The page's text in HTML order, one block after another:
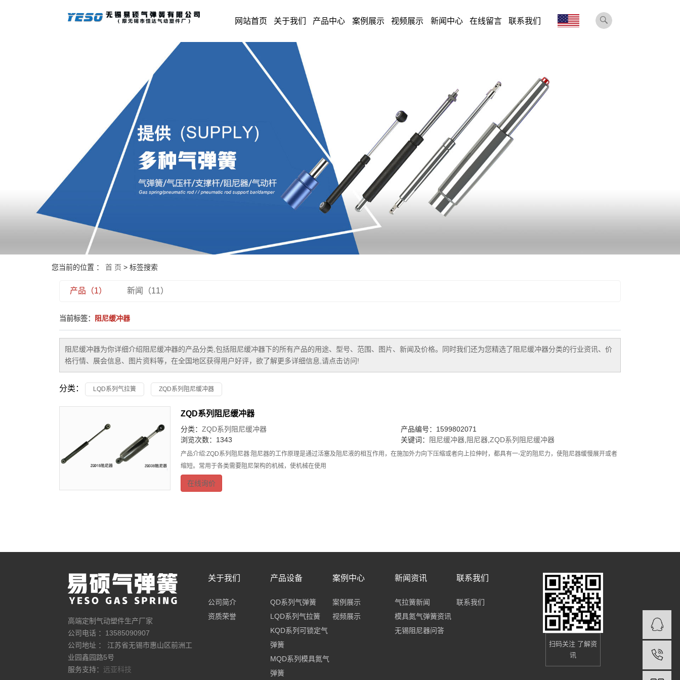
网站首页 关于我们 产品中心 案例展示 视频展示 新闻中心 在线留言 联系我们
您当前的位置 ： 首 页 > 标签搜索
产品（1） 新闻（11）
当前标签： 阻尼缓冲器
阻尼缓冲器为你详细介绍阻尼缓冲器的产品分类,包括阻尼缓冲器下的所有产品的用途、型号、范围、图片、新闻及价格。同时我们还为您精选了 阻尼缓冲器分类的行业资讯、价
格行情、展会信息、图片资料等，在全国地区获得用户好评，欲了解更多详细信息,请点击访问!
分类： LQD系列气拉簧 ZQD系列阻尼缓冲器
ZQD系列阻尼缓冲器
分类： ZQD系列阻尼缓冲器
产品编号：1599802071
浏览次数：1343
关键词： 阻尼缓冲器 阻尼器 ZQD系列阻尼缓冲器
产品介绍:ZQD系列阻尼器:阻尼器的工作原理是通过活塞及阻尼液的相互作用，在施加外力向下压缩或者向上拉伸时，都具有一-定的阻尼力，使阻尼器缓慢展开或者
缩短。常用于各类需要阻尼架构的机械，使机械在使用
在线询价
高端定制气动塑件生产厂家
公司电话 ：13585090907
公司地址 ： 江苏省无锡市惠山区前洲工
业园鑫园路5号
服务支持： 远亚科技
关于我们
公司简介
资质荣誉
产品设备
QD系列气弹簧
LQD系列气拉簧
KQD系列可锁定气
弹簧
MQD系列模具氮气
弹簧
案例中心
案例展示
视频展示
新闻资讯
气拉簧新闻
模具氮气弹簧资讯
无锡阻尼器问答
联系我们
联系我们
扫码关注 了解资
讯